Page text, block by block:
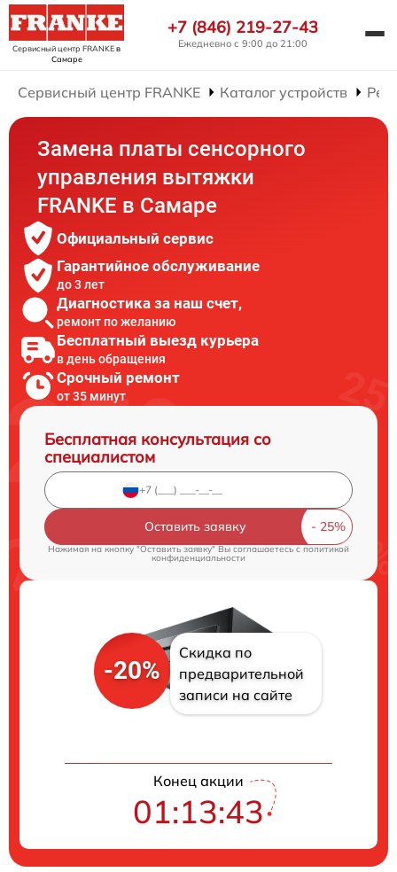
Сервисный центр FRANKEв
Самаре
+7 (846) 219-27-43
Ежедневно с 9:00 до 21:00
Сервисный центр FRANKE Каталог устройств
Замена платы сенсорного
управления вытяжки
FRANKE в Самаре
Официальный сервис
Гарантийное обслуживание
до 3 лет
Диагностика за наш счет,
ремонт по желанию
Бесплатный выезд курьера
в день обращения
Срочный ремонт
от 35 минут
Бесплатная консультация со
специалистом
Оставить заявку
Нажимая на кнопку "Оставить заявку" Вы соглашаетесь cполитикой
конфиденциальности
-20%
Скидка по
предварительной
записи на сайте
Конец акции
01:13:42